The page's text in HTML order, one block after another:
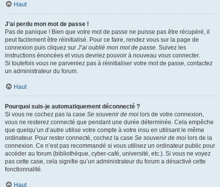
Haut
J’ai perdu mon mot de passe !
Pas de panique ! Bien que votre mot de passe ne puisse pas être récupéré, il
peut facilement être réinitialisé. Pour ce faire, rendez vous sur la page de
connexion puis cliquez sur J’ai oublié mon mot de passe. Suivez les
instructions énoncées et vous devriez pouvoir à nouveau vous connecter.
Si toutefois vous ne parveniez pas à réinitialiser votre mot de passe, contactez
un administrateur du forum.
Haut
Pourquoi suis-je automatiquement déconnecté ?
Si vous ne cochez pas la case Se souvenir de moi lors de votre connexion,
vous ne resterez connecté que pendant une durée déterminée. Cela empêche
que quelqu’un d’autre utilise votre compte à votre insu en utilisant le même
ordinateur. Pour rester connecté, cochez la case Se souvenir de moi lors de la
connexion. Ce n’est pas recommandé si vous utilisez un ordinateur public pour
accéder au forum (bibliothèque, cyber-café, université, etc.). Si vous ne voyez
pas cette case, cela signifie qu’un administrateur du forum a désactivé cette
fonctionnalité.
Haut